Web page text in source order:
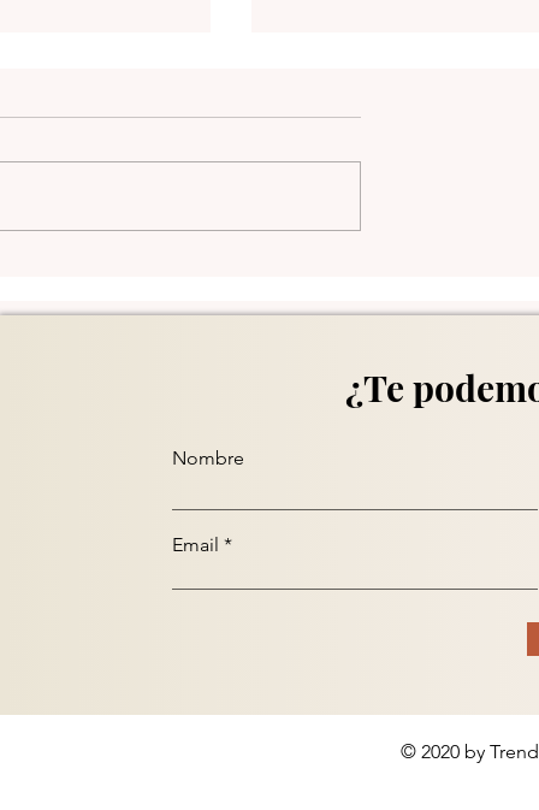
¿Te
Nombre
Email
© 2020 by